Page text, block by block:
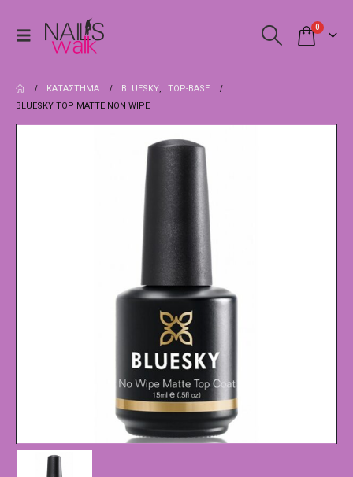
0
ΚΑΤΆΣΤΗΜΑ BLUESKY,
TOP-BASE
BLUESKY TOP MATTE NON WIPE